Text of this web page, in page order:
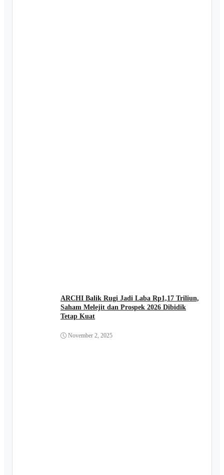
ARCHI Balik Rugi Jadi Laba Rp1,17 Triliun,
Saham Melejit dan Prospek 2026 Dibidik
Tetap Kuat
November 2, 2025